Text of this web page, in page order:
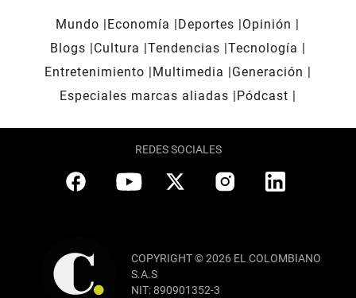
Mundo Economía Deportes
Opinión
Blogs
Cultura Tendencias Tecnología
Entretenimiento
Multimedia
Generación
Especiales marcas aliadas
Pódcast
REDES SOCIALES
COPYRIGHT © 2026 EL COLOMBIANO
S.A.S
NIT: 890901352-3